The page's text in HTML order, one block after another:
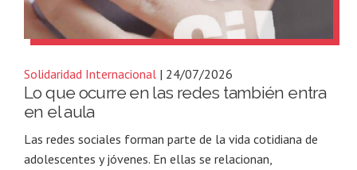
Solidaridad Internacional | 24/07/2026
Lo que ocurre en las redes también entra
en el aula
Las redes sociales forman parte de la vida cotidiana de
adolescentes y jóvenes. En ellas se relacionan,